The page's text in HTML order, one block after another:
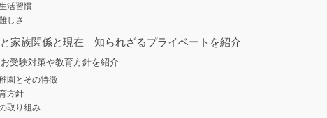
活習慣
しさ
家族関係と現在｜知られざるプライベートを紹介
受験対策や教育方針を紹介
園とその特徴
方針
取り組み